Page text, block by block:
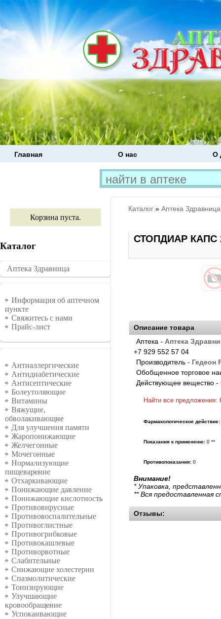
Главная О нас О
Корзина пуста.
Каталог
�������
Аптека Здравница
Информация
Информация об аптечном
пункте
Свяжитесь с нами
Прайс-лист
Группы
Антиаллергические
Антидиабетические
Антисептические
Болеутоляющие
Витамины
Вяжущие,
обволакивающие
Для улучшения памяти
Жаропонижающие
Желчегонные
Мочегонные
Нормализующие
пищеварение
Отхаркивающие
Понижающие давление
Понижающие кислотность
Противовирусные
Противовоспалительные
Противоглистные
Противогрибковые
Противокашлевые
Противорвотные
Слабительные
Снижающие холестерин
Спазмолитические
Тонизирующие
Улучшающие
кровообращение
Успокаивающие
Каталог » Аптека Здравница
СТОПДИАР КАПС
Описание товара
Аптека - Аптека
+7 929 552 57 04
Производитель - Гедеон
Обобщенное торговое
Действующее вещество -
Найти все предложения:
Фармакологическое действие:
Показания к примененю: 0 **
Противопоказания: 0
Внимание!
* Упаковка,
** Вся предоставленная
Отзывы: